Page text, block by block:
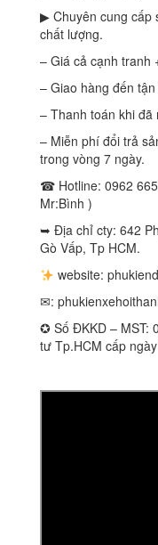
▶ Chuyên cung cấp
chất lượng.
– Giá cả cạnh tranh
– Giao hàng đến
– Thanh toán khi đã
– Miễn phí đổi trả
trong vòng 7 ngày.
☎ Hotline: 0962
Mr:Bình )
➥ Địa chỉ cty: 642
Gò Vấp, Tp HCM.
website:
✉:
✪ Số ĐKKD – MST:
tư Tp.HCM cấp